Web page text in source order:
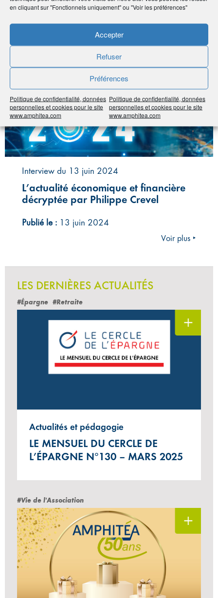
en cliquant sur "Fonctionnels uniquement" ou "Voir les préférences"
Accepter
Refuser
Préférences
Politique de confidentialité, données
personnelles et cookies pour le site
www.amphitea.com
Politique de confidentialité, données
personnelles et cookies pour le site
www.amphitea.com
#Cercle de l'Épargne #Économie et fiscalité
Interview du 13 juin 2024
L’actualité économique et financière
décryptée par Philippe Crevel
Publié le : 13 juin 2024
Voir plus ‣
LES DERNIÈRES ACTUALITÉS
#Épargne #Retraite
Actualités et pédagogie
LE MENSUEL DU CERCLE DE
L’ÉPARGNE N°130 – MARS 2025
#Vie de l'Association